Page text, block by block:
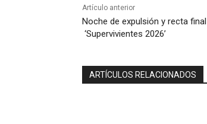
Artículo anterior
Noche de expulsión y recta
‘Supervivientes 2026’
ARTÍCULOS RELACIONADOS